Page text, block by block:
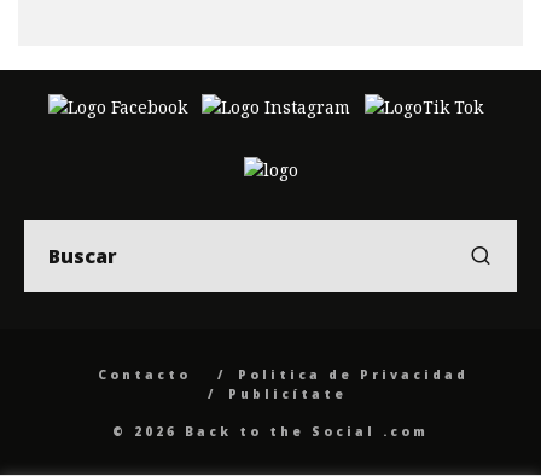
Contacto
Politica de Privacidad
Publicítate
© 2026 Back to the Social .com